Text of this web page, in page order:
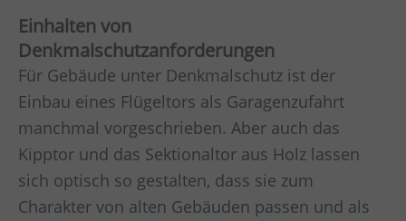
Einhalten von
Denkmalschutzanforderungen
Für Gebäude unter Denkmalschutz ist der
Einbau eines Flügeltors als Garagenzufahrt
manchmal vorgeschrieben. Aber auch das
Kipptor und das Sektionaltor aus Holz lassen
sich optisch so gestalten, dass sie zum
Charakter von alten Gebäuden passen und als